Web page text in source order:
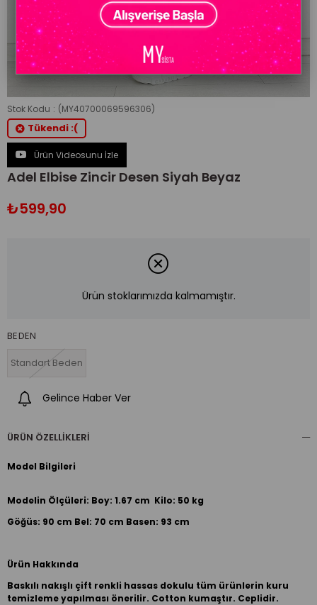
Stok Kodu (MY40700069596306)
Tükendi :(
Ürün Videosunu İzle
Adel Elbise Zincir Desen Siyah Beyaz
₺599,90
Ürün stoklarımızda kalmamıştır.
BEDEN
Standart Beden
Gelince Haber Ver
ÜRÜN ÖZELLIKLERI
Model Bilgileri
Modelin Ölçüleri: Boy: 1.67 cm Kilo: 50 kg
Göğüs: 90 cm Bel: 70 cm Basen: 93 cm
Ürün Hakkında
Baskılı nakışlı çift renkli hassas dokulu tüm ürünlerin kuru
temizleme yapılması önerilir. Cotton kumaştır. Ceplidir.